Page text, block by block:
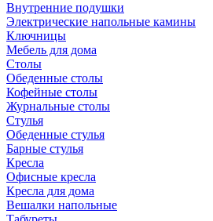
Внутренние подушки
Электрические напольные камины
Ключницы
Мебель для дома
Столы
Обеденные столы
Кофейные столы
Журнальные столы
Стулья
Обеденные стулья
Барные стулья
Кресла
Офисные кресла
Кресла для дома
Вешалки напольные